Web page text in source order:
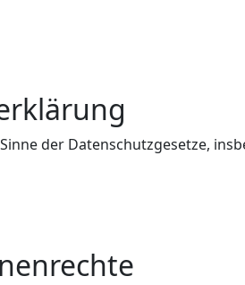
der Datenschutzgesetze,